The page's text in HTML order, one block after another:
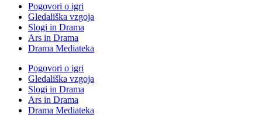
Pogovori o igri
Gledališka vzgoja
Slogi in Drama
Ars in Drama
Drama Mediateka
Pogovori o igri
Gledališka vzgoja
Slogi in Drama
Ars in Drama
Drama Mediateka